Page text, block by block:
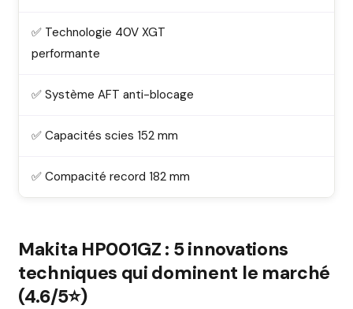
✅ Technologie 40V XGT
performante
✅ Système AFT anti-blocage
✅ Capacités scies 152 mm
✅ Compacité record 182 mm
Makita HP001GZ : 5 innovations
techniques qui dominent le marché
(4.6/5⭐)